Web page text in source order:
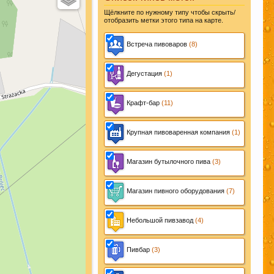
Пиво
их
этот
ответ на
датами,
Щёлкните по нужному типу чтобы скрыть/
отобразить метки этого типа на карте.
Встреча пивоваров(8)
Дегустация(1)
Крафт-бар(11)
Крупная пивоваренная компания(1)
Магазин бутылочного пива(3)
Магазин пивного оборудования(7)
Небольшой пивзавод(4)
Пивбар(3)